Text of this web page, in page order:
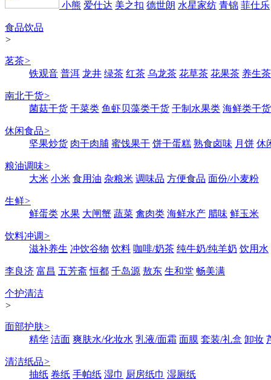
小熊 爱仕达 美之扣 德世朗 水星家纺 青锦 菲仕乐
食品饮品
>
茗茶>
铁观音 普洱 龙井 绿茶 红茶 乌龙茶 花草茶 花果茶 养生茶
南北干货>
菌菇干货 干菜类 鱼虾贝藻类干货 干制水果类 海鲜类干货
休闲食品>
坚果炒货 肉干肉脯 蜜饯果干 饼干蛋糕 熟食卤味 月饼 休
粮油调味>
大米 小米 食用油 杂粮米 调味品 方便食品 面份/小麦粉
生鲜>
鲜蛋类 水果 大闸蟹 蔬菜 禽肉类 海鲜水产 腊味 鲜玉米
饮料冲调>
滋补养生 冲饮谷物 饮料 咖啡/奶茶 纯牛奶/纯羊奶 饮用水
李良济 富昌 五芳斋 恒都 千岛源 敖东 生和堂 畅美满
个护清洁
>
面部护肤>
精华 洁面 爽肤水/化妆水 乳液/面霜 面膜 套装/礼盒 卸妆
清洁纸品>
抽纸 卷纸 手帕纸 湿巾 厨房纸巾 湿厕纸